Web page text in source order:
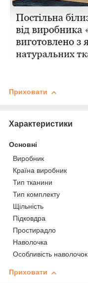
Приховати
Характеристики
Основні
Виробник
Країна виробник
Тип тканини
Тип комплекту
Щільність
Підковдра
Простирадло
Наволочка
Особливість наволочок
Приховати